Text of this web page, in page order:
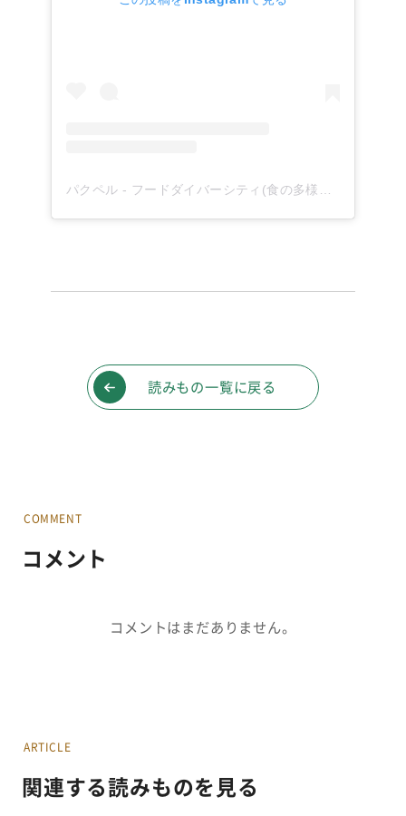
パクペル - フードダイバーシティ(食の多様性)を応援！(@paqupel)がシェアした投稿
読みもの一覧に戻る
COMMENT
コメント
コメントはまだありません。
ARTICLE
関連する読みものを見る